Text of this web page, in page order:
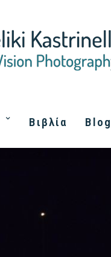
Βιβλία Blog